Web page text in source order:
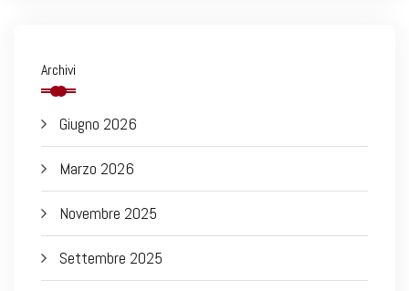
Archivi
Giugno 2026
Marzo 2026
Novembre 2025
Settembre 2025